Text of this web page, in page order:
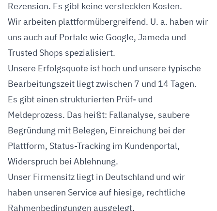
Rezension. Es gibt keine versteckten Kosten.
Wir arbeiten plattformübergreifend. U. a. haben wir
uns auch auf Portale wie Google, Jameda und
Trusted Shops spezialisiert.
Unsere Erfolgsquote ist hoch und unsere typische
Bearbeitungszeit liegt zwischen 7 und 14 Tagen.
Es gibt einen strukturierten Prüf- und
Meldeprozess. Das heißt: Fallanalyse, saubere
Begründung mit Belegen, Einreichung bei der
Plattform, Status-Tracking im Kundenportal,
Widerspruch bei Ablehnung.
Unser Firmensitz liegt in Deutschland und wir
haben unseren Service auf hiesige, rechtliche
Rahmenbedingungen ausgelegt.